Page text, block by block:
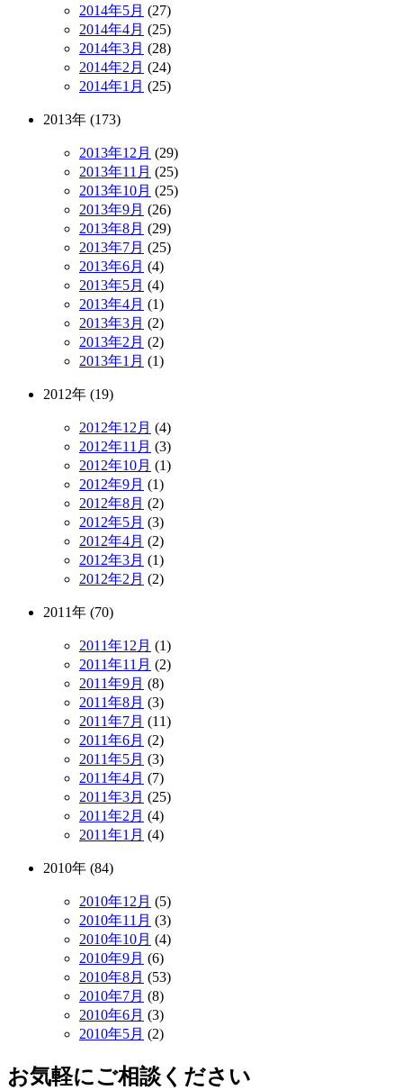
2014年5月 (27)
2014年4月 (25)
2014年3月 (28)
2014年2月 (24)
2014年1月 (25)
2013年 (173)
2013年12月 (29)
2013年11月 (25)
2013年10月 (25)
2013年9月 (26)
2013年8月 (29)
2013年7月 (25)
2013年6月 (4)
2013年5月 (4)
2013年4月 (1)
2013年3月 (2)
2013年2月 (2)
2013年1月 (1)
2012年 (19)
2012年12月 (4)
2012年11月 (3)
2012年10月 (1)
2012年9月 (1)
2012年8月 (2)
2012年5月 (3)
2012年4月 (2)
2012年3月 (1)
2012年2月 (2)
2011年 (70)
2011年12月 (1)
2011年11月 (2)
2011年9月 (8)
2011年8月 (3)
2011年7月 (11)
2011年6月 (2)
2011年5月 (3)
2011年4月 (7)
2011年3月 (25)
2011年2月 (4)
2011年1月 (4)
2010年 (84)
2010年12月 (5)
2010年11月 (3)
2010年10月 (4)
2010年9月 (6)
2010年8月 (53)
2010年7月 (8)
2010年6月 (3)
2010年5月 (2)
お気軽にご相談ください